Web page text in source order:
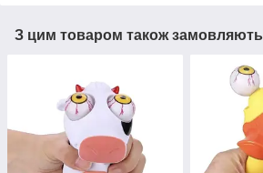
З цим товаром також замовляють